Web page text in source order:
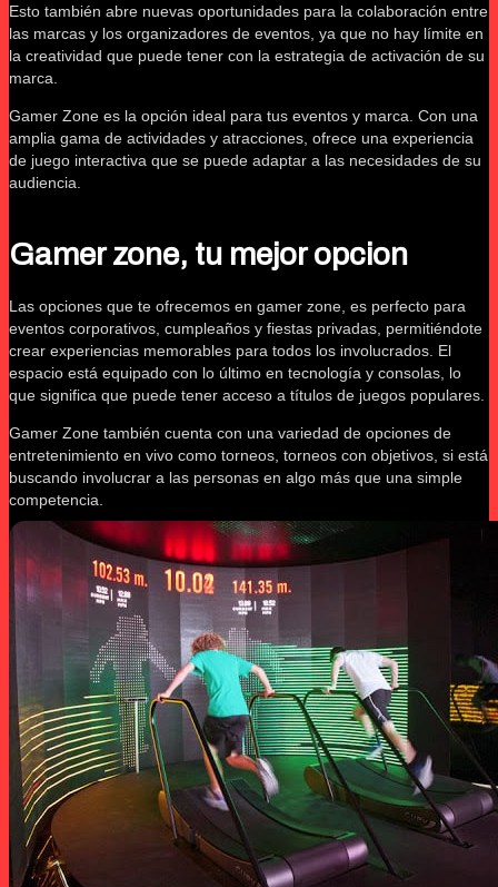
Esto también abre nuevas oportunidades para la colaboración entre
las marcas y los organizadores de eventos, ya que no hay límite en
la creatividad que puede tener con la estrategia de activación de su
marca.
Gamer Zone es la opción ideal para tus eventos y marca. Con una
amplia gama de actividades y atracciones, ofrece una experiencia
de juego interactiva que se puede adaptar a las necesidades de su
audiencia.
Gamer zone, tu mejor opcion
Las opciones que te ofrecemos en gamer zone, es perfecto para
eventos corporativos, cumpleaños y fiestas privadas, permitiéndote
crear experiencias memorables para todos los involucrados. El
espacio está equipado con lo último en tecnología y consolas, lo
que significa que puede tener acceso a títulos de juegos populares.
Gamer Zone también cuenta con una variedad de opciones de
entretenimiento en vivo como torneos, torneos con objetivos, si está
buscando involucrar a las personas en algo más que una simple
competencia.